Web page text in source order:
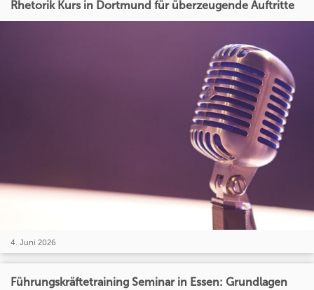
Rhetorik Kurs in Dortmund für überzeugende Auftritte
4. Juni 2026
Führungskräftetraining Seminar in Essen: Grundlagen